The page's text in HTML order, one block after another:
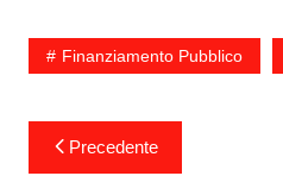
Finanziamento Pubblico
Navigazione
Precedente